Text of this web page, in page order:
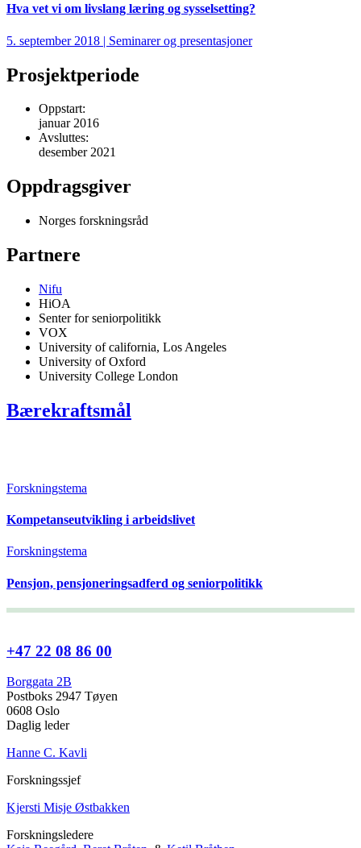
Hva vet vi om livslang læring og sysselsetting?
5. september 2018 | Seminarer og presentasjoner
Prosjektperiode
Oppstart:
januar 2016
Avsluttes:
desember 2021
Oppdragsgiver
Norges forskningsråd
Partnere
Nifu
HiOA
Senter for seniorpolitikk
VOX
University of california, Los Angeles
University of Oxford
University College London
Bærekraftsmål
Forskningstema
Kompetanseutvikling i arbeidslivet
Forskningstema
Pensjon, pensjoneringsadferd og seniorpolitikk
+47 22 08 86 00
Borggata 2B
Postboks 2947 Tøyen
0608 Oslo
Daglig leder
Hanne C. Kavli
Forskningssjef
Kjersti Misje Østbakken
Forskningsledere